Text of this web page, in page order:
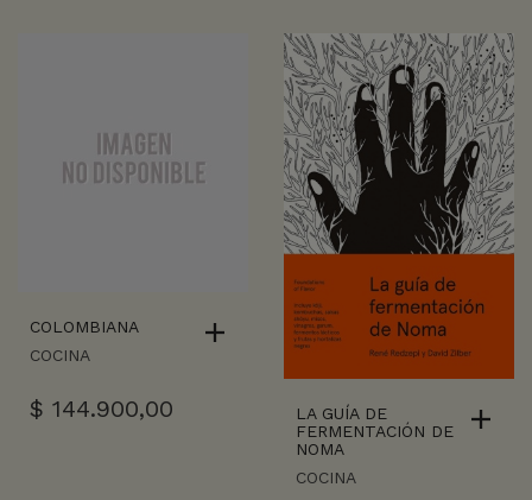
COLOMBIANA
COCINA
$ 144.900,00
LA GUÍA DE
FERMENTACIÓN DE
NOMA
COCINA